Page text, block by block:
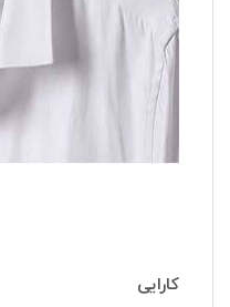
کارایی